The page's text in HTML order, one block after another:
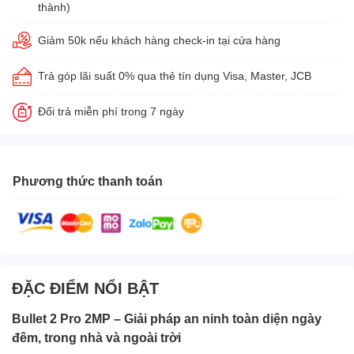
thành)
Giảm 50k nếu khách hàng check-in tại cửa hàng
Trả góp lãi suất 0% qua thẻ tín dụng Visa, Master, JCB
Đổi trả miễn phí trong 7 ngày
Phương thức thanh toán
ĐẶC ĐIỂM NỔI BẬT
Bullet 2 Pro 2MP – Giải pháp an ninh toàn diện ngày
đêm, trong nhà và ngoài trời